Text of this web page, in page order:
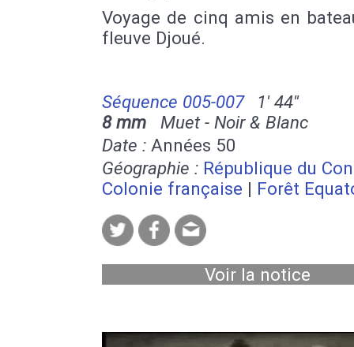
Voyage de cinq amis en
fleuve Djoué.
Séquence 005-007
1' 44''
8 mm Muet - Noir & Blanc
Date : Années 50
Géographie : République du
Colonie française | Forêt
Voir la notice